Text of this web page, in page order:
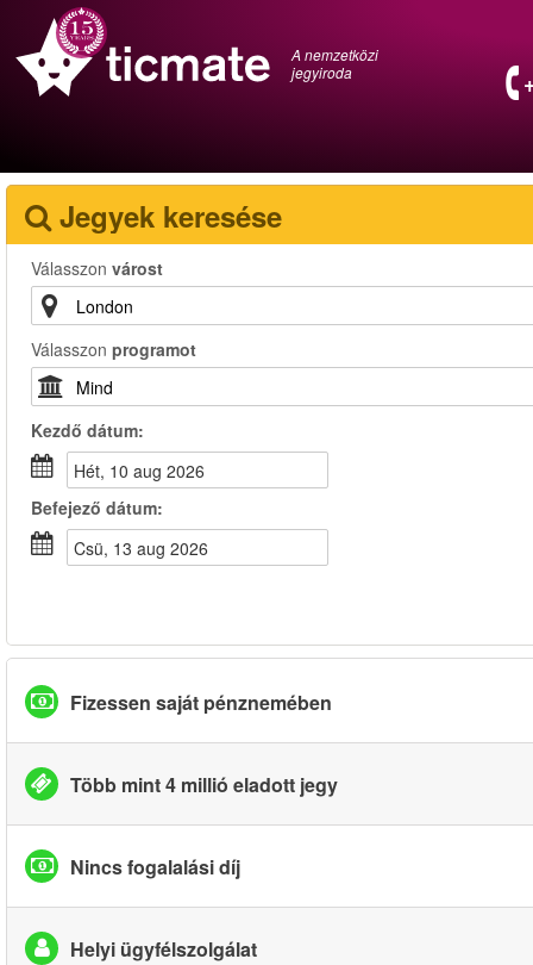
A nemzetközi
jegyiroda
Jegyek keresése
Válasszon várost
Válasszon programot
Kezdő dátum:
hét, 10 aug 2026
Befejező dátum:
csü, 13 aug 2026
Fizessen saját pénznemében
Több mint 4 millió eladott jegy
Nincs fogalalási díj
Helyi ügyfélszolgálat